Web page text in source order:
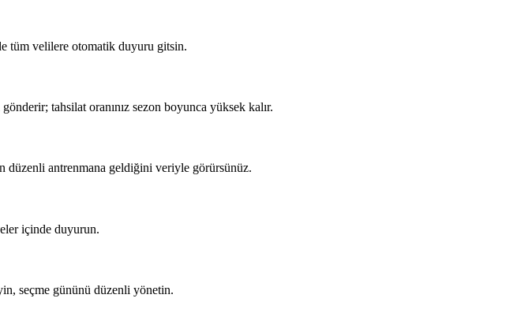
tüm velilere otomatik duyuru gitsin.
tahsilat oranınız sezon boyunca yüksek kalır.
düzenli antrenmana geldiğini veriyle görürsünüz.
içinde duyurun.
seçme gününü düzenli yönetin.